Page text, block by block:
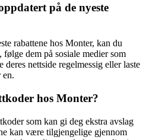
på de nyeste
rabattene hos Monter, kan du
følge dem på sosiale medier som
deres nettside regelmessig eller laste
en.
hos Monter?
som kan gi deg ekstra avslag
kan være tilgjengelige gjennom